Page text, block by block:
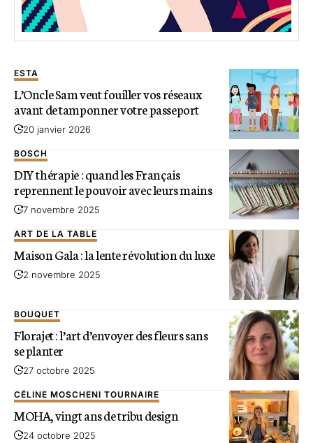
ESTA
L’Oncle Sam veut fouiller vos réseaux
avant de tamponner votre passeport
20 janvier 2026
BOSCH
DIY thérapie : quand les Français
reprennent le pouvoir avec leurs mains
7 novembre 2025
ART DE LA TABLE
Maison Gala : la lente révolution du luxe
2 novembre 2025
BOUQUET
Florajet : l’art d’envoyer des fleurs sans
se planter
27 octobre 2025
CÉLINE MOSCHENI TOURNAIRE
MOHA, vingt ans de tribu design
24 octobre 2025